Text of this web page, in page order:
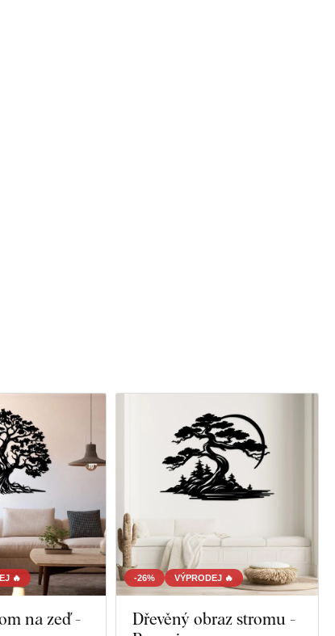
🔥
na zeď -
-26% VÝPRODEJ 🔥
Dřevěný obraz stromu -